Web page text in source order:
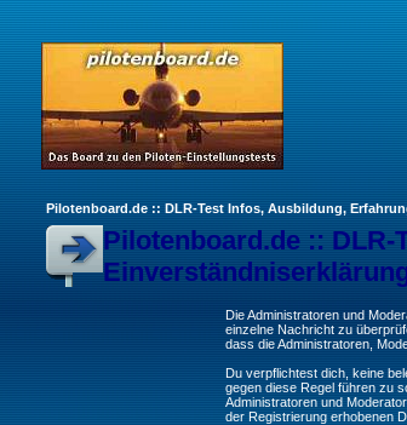
Pilotenboard.de :: DLR-Test Infos, Ausbildung,
Pilotenboard.de ::
Die Administratoren und
einzelne Nachricht zu
dass die Administratoren,
Du verpflichtest dich, keine
gegen diese Regel führen zu
Administratoren und
der Registrierung erhobenen